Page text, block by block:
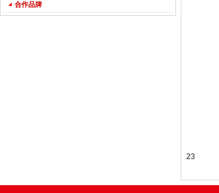
合作品牌
23